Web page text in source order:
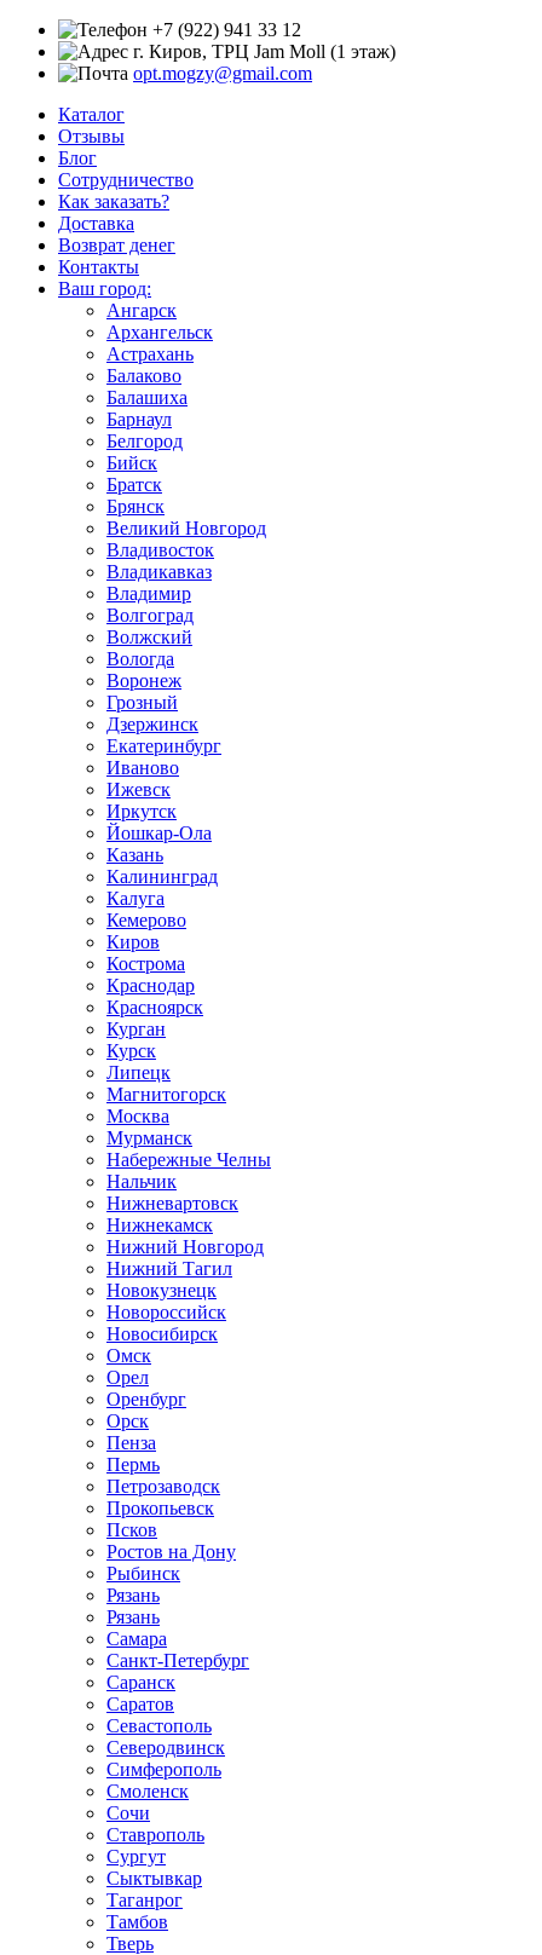
+7 (922) 941 33 12
г. Киров, ТРЦ Jam Moll (1 этаж)
opt.mogzy@gmail.com
Каталог
Отзывы
Блог
Сотрудничество
Как заказать?
Доставка
Возврат денег
Контакты
Ваш город:
Ангарск
Архангельск
Астрахань
Балаково
Балашиха
Барнаул
Белгород
Бийск
Братск
Брянск
Великий Новгород
Владивосток
Владикавказ
Владимир
Волгоград
Волжский
Вологда
Воронеж
Грозный
Дзержинск
Екатеринбург
Иваново
Ижевск
Иркутск
Йошкар-Ола
Казань
Калининград
Калуга
Кемерово
Киров
Кострома
Краснодар
Красноярск
Курган
Курск
Липецк
Магнитогорск
Москва
Мурманск
Набережные Челны
Нальчик
Нижневартовск
Нижнекамск
Нижний Новгород
Нижний Тагил
Новокузнецк
Новороссийск
Новосибирск
Омск
Орел
Оренбург
Орск
Пенза
Пермь
Петрозаводск
Прокопьевск
Псков
Ростов на Дону
Рыбинск
Рязань
Рязань
Самара
Санкт-Петербург
Саранск
Саратов
Севастополь
Северодвинск
Симферополь
Смоленск
Сочи
Ставрополь
Сургут
Сыктывкар
Таганрог
Тамбов
Тверь